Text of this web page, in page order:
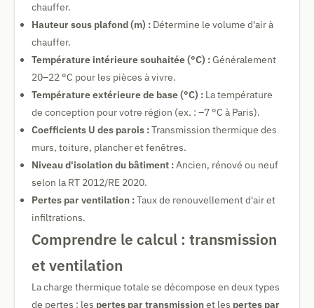
chauffer.
Hauteur sous plafond (m) : Détermine le volume d'air à
chauffer.
Température intérieure souhaitée (°C) :Généralement
20–22 °C pour les pièces à vivre.
Température extérieure de base (°C) : La température
de conception pour votre région (ex. : –7 °C à Paris).
Coefficients U des parois :Transmission thermique des
murs, toiture, plancher et fenêtres.
Niveau d'isolation du bâtiment :Ancien, rénové ou neuf
selon la RT 2012/RE 2020.
Pertes par ventilation :Taux de renouvellement d'air et
infiltrations.
Comprendre le calcul : transmission
et ventilation
La charge thermique totale se décompose en deux types
de pertes : les pertes par transmissionet les pertes par